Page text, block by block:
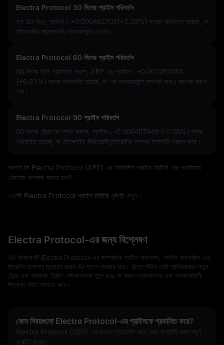
Electra Protocol 30 দিনের প্রাইস পরিবর্তন
গত 30 দিনে, প্রাইস ৳ +0.000482703(+2.29%) দ্বারা পরিবর্তিত হয়েছে, যা
টোকেনটির স্বল্পমেয়াদী পারফরম্যান্স দেখায়।
Electra Protocol 60 দিনের প্রাইস পরিবর্তন
60 দিনের ভিউ প্রসারিত করলে, XEP এর প্রাইস ৳ +0.001262454
(+6.21%) দ্বারা পরিবর্তিত হয়েছে, যা এর পারফরম্যান্স সম্পর্কে আরও ব্যাপক ধারণা
দেয়।
Electra Protocol 90 প্রাইস পরিবর্তন
90 দিনের ট্রেন্ড বিশ্লেষণ করলে, প্রাইস ৳ -0.000457949 (-2.08%) দ্বারা
পরিবর্তিত হয়েছে, যা টোকেনটির দীর্ঘমেয়াদী ট্র্যাজেক্টরি সম্পর্কে ইনসাইট প্রদান করে।
আপনি কি Electra Protocol (XEP) এর সর্বকালীন প্রাইস হিস্টরি এবং প্রাইসের
ওঠানামা আনলক করতে চান?
এখনই Electra Protocol প্রাইস হিস্টরি পৃষ্ঠাটি দেখুন।
Electra Protocol-এর জন্য বিশ্লেষণ
এই বিশ্লেষণটি Electra Protocol-এর সাম্প্রতিক প্রাইস অ্যাকশন, ভলিউম ডায়নামিক্স এবং
মার্কেটের মনোভাব মূল্যায়ন করতে AI মডেল ব্যবহার করে। রিয়েল-টাইম ডেটা প্রক্রিয়াকরণ নতুন
ট্রেন্ড এবং সম্ভাব্য ট্রেডিং সেটআপগুলো তুলে ধরে, যা আরও তথ্যভিত্তিক এবং সময়োপযোগী
সিদ্ধান্ত নিতে সহায়তা করে।
কোন বিষয়গুলো Electra Protocol-এর প্রাইসকে প্রভাবিত করে?
Electra Protocol (XEP) এর দামকে প্রভাবিত করে এমন কয়েকটি গুরুত্বপূর্ণ
ফ্যাক্টর রয়েছে: